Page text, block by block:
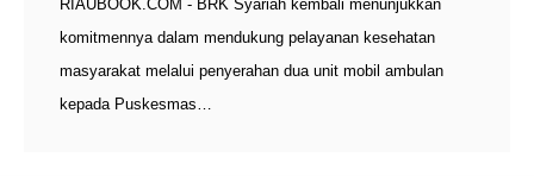
RIAUBOOK.COM - BRK Syariah kembali menunjukkan
komitmennya dalam mendukung pelayanan kesehatan
masyarakat melalui penyerahan dua unit mobil ambulan
kepada Puskesmas…